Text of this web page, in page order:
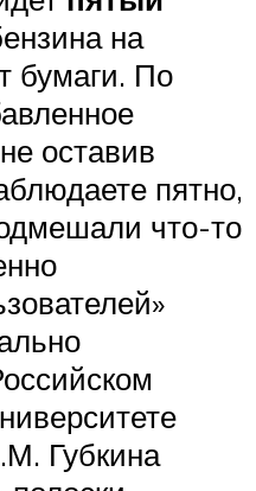
на
бумаги. По
оставив
пятно,
что-то
Губкина